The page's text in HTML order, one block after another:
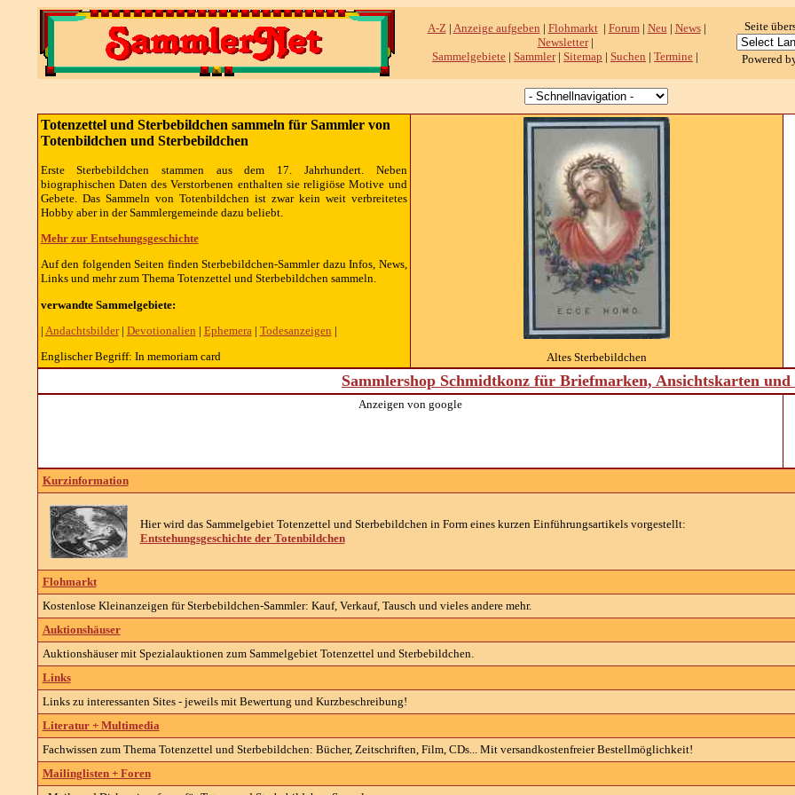
A-Z| Anzeige aufgeben | Flohmarkt| Forum| Neu | News|
Newsletter|
Sammelgebiete | Sammler| Sitemap | Suchen | Termine |
Seite
Powered
Totenzettel und Sterbebildchen sammeln für Sammler von
Totenbildchen und Sterbebildchen
Erste Sterbebildchen stammen aus dem 17. Jahrhundert. Neben
biographischen Daten des Verstorbenen enthalten sie religiöse Motive und
Gebete. Das Sammeln von Totenbildchen ist zwar kein weit verbreitetes
Hobby aber in der Sammlergemeinde dazu beliebt.
Mehr zur Entsehungsgeschichte
Auf den folgenden Seiten finden Sterbebildchen-Sammler dazu Infos, News,
Links und mehr zum Thema Totenzettel und Sterbebildchen sammeln.
verwandte Sammelgebiete:
| Andachtsbilder| Devotionalien | Ephemera | Todesanzeigen |
Englischer Begriff: In memoriam card
Altes Sterbebildchen
Sammlershop Schmidtkonz für Briefmarken, Ansichtskarten und
Anzeigen von google
Kurzinformation
Hier wird das Sammelgebiet Totenzettel und Sterbebildchen in Form eines kurzen Einführungsartikels vorgestellt:
Entstehungsgeschichte der Totenbildchen
Flohmarkt
Kostenlose Kleinanzeigen für Sterbebildchen-Sammler: Kauf, Verkauf, Tausch und vieles andere mehr.
Auktionshäuser
Auktionshäuser mit Spezialauktionen zum Sammelgebiet Totenzettel und Sterbebildchen.
Links
Links zu interessanten Sites - jeweils mit Bewertung und Kurzbeschreibung!
Literatur + Multimedia
Fachwissen zum Thema Totenzettel und Sterbebildchen: Bücher, Zeitschriften, Film, CDs... Mit versandkostenfreier Bestellmöglichkeit!
Mailinglisten + Foren